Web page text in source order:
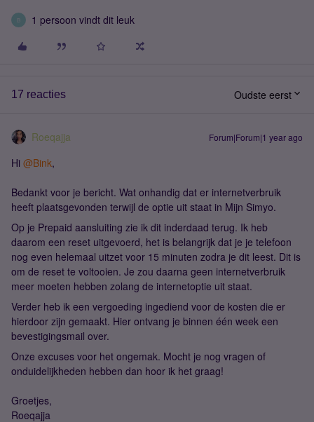
B 1 persoon vindt dit leuk
17 reacties Oudste eerst
Roeqajja Forum|Forum|1 year ago
Hi ​ @Bink,
Bedankt voor je bericht. Wat onhandig dat er internetverbruik
heeft plaatsgevonden terwijl de optie uit staat in Mijn Simyo.
Op je Prepaid aansluiting zie ik dit inderdaad terug. Ik heb
daarom een reset uitgevoerd, het is belangrijk dat je je telefoon
nog even helemaal uitzet voor 15 minuten zodra je dit leest. Dit is
om de reset te voltooien. Je zou daarna geen internetverbruik
meer moeten hebben zolang de internetoptie uit staat.
Verder heb ik een vergoeding ingediend voor de kosten die er
hierdoor zijn gemaakt. Hier ontvang je binnen één week een
bevestigingsmail over.
Onze excuses voor het ongemak. Mocht je nog vragen of
onduidelijkheden hebben dan hoor ik het graag!
Groetjes,
Roeqajja